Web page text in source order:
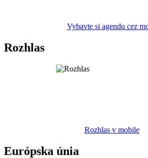
Vybavte si agendu cez
Rozhlas
Rozhlas v mobile
Európska únia